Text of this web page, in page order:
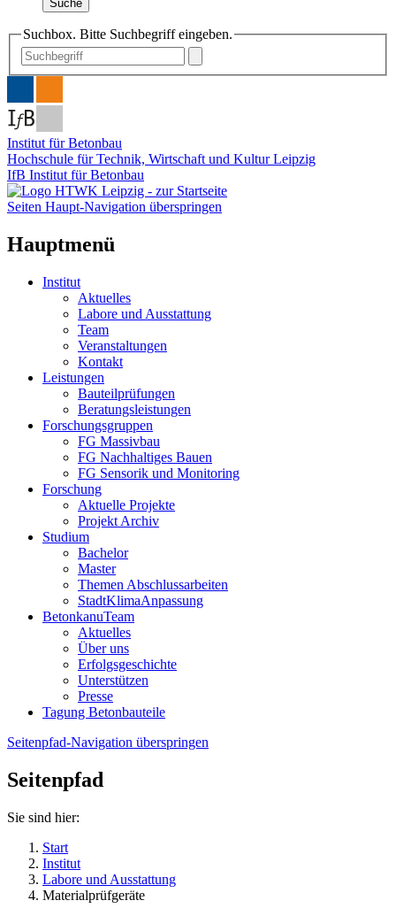
Suche
Suchbox. Bitte Suchbegriff eingeben.
Institut für Betonbau
Hochschule für Technik, Wirtschaft und Kultur Leipzig
IfB Institut für Betonbau
Seiten Haupt-Navigation überspringen
Hauptmenü
Institut
Aktuelles
Labore und Ausstattung
Team
Veranstaltungen
Kontakt
Leistungen
Bauteilprüfungen
Beratungsleistungen
Forschungsgruppen
FG Massivbau
FG Nachhaltiges Bauen
FG Sensorik und Monitoring
Forschung
Aktuelle Projekte
Projekt Archiv
Studium
Bachelor
Master
Themen Abschlussarbeiten
StadtKlimaAnpassung
BetonkanuTeam
Aktuelles
Über uns
Erfolgsgeschichte
Unterstützen
Presse
Tagung Betonbauteile
Seitenpfad-Navigation überspringen
Seitenpfad
Sie sind hier:
Start
Institut
Labore und Ausstattung
Materialprüfgeräte